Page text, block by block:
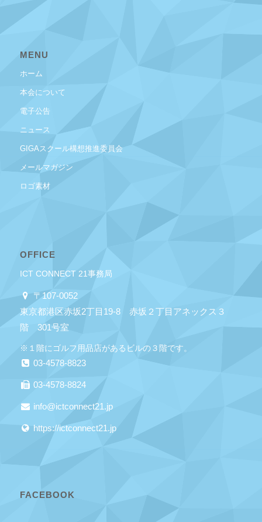
MENU
ホーム
本会について
電子公告
ニュース
GIGAスクール構想推進委員会
メールマガジン
ロゴ素材
OFFICE
ICT CONNECT 21事務局
〒107-0052
東京都港区赤坂2丁目19-8 赤坂２丁目アネックス３
階 301号室
※１階にゴルフ用品店があるビルの３階です。
03-4578-8823
03-4578-8824
info@ictconnect21.jp
https://ictconnect21.jp
FACEBOOK